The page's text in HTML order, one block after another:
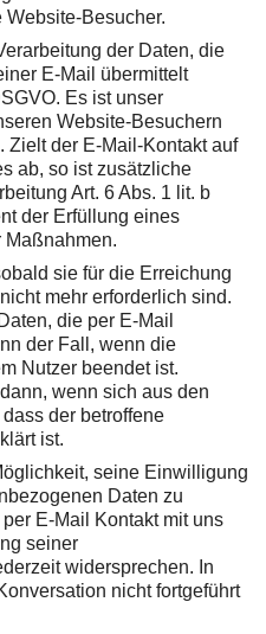
Website-Besucher.
der Daten, die
E-Mail übermittelt
Es ist unser
Website-Besuchern
Zielt der E-Mail-Kontakt auf
ab, so ist zusätzliche
Art. 6 Abs. 1 lit. b
der Erfüllung eines
Maßnahmen.
sie für die Erreichung
mehr erforderlich sind.
die per E-Mail
der Fall, wenn die
Nutzer beendet ist.
wenn sich aus den
der betroffene
ist.
seine Einwilligung
Daten zu
E-Mail Kontakt mit uns
seiner
widersprechen. In
nicht fortgeführt